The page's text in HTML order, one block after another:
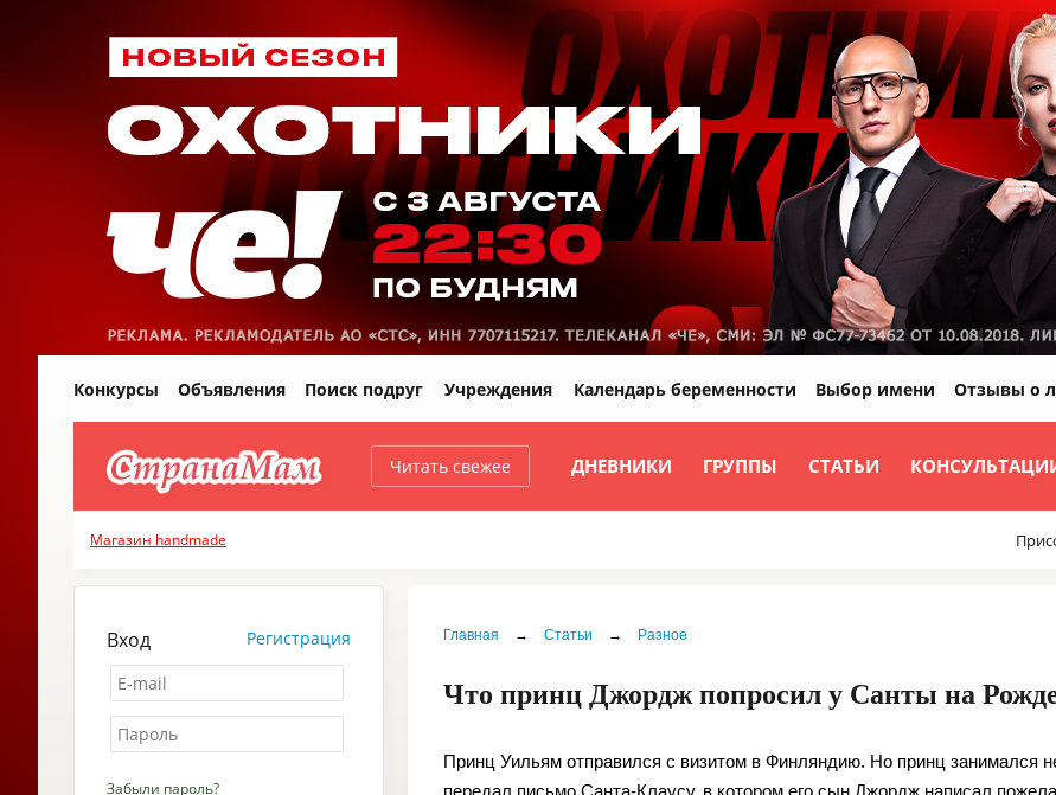
Читать свежее ДНЕВНИКИ ГРУППЫ СТАТЬИ
Конкурсы Объявления Поиск подруг Учреждения Календарь беременности Выбор имени Отзывы о
Магазин handmade
Главная → Статьи → Разное
Что принц Джордж попросил у Санты на
Принц Уильям отправился с визитом в Финляндию. Но принц занимался
передал письмо Санта-Клаусу, в котором его сын Джордж написал
Вход Регистрация
Забыли пароль?